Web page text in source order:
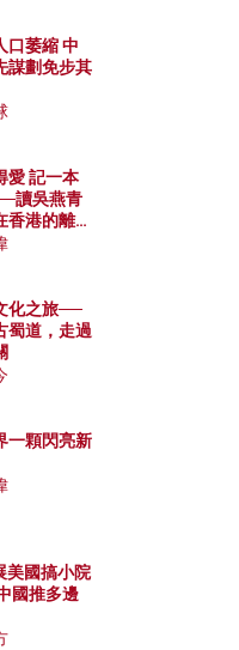
口萎縮 中
謀劃免步其
愛 記一本
讀吳燕青
香港的離島
化之旅──
蜀道，走過
一顆閃亮新
美國搞小院
國推多邊